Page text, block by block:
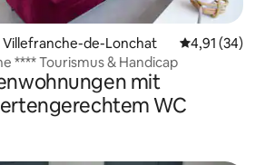
de-Lonchat
4,91 (34)
La Grande Gursonne **** Tourismus & Handicap
mit
WC